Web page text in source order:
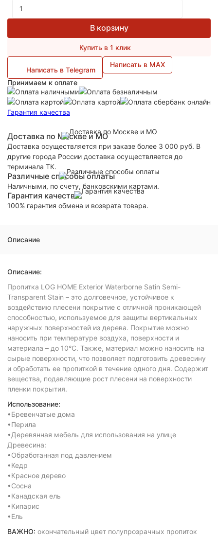
В корзину
Купить в 1 клик
Написать в Telegram
Написать в MAX
Принимаем к оплате
Гарантия качества
Доставка по Москве и МО
Доставка осуществляется при заказе более 3 000 руб. В
другие города России доставка осуществляется до
терминала ТК.
Различные способы оплаты
Наличными, по счету, банковскими картами.
Гарантия качества
100% гарантия обмена и возврата товара.
Описание
Описание:
Пропитка LOG HOME Exterior Waterborne Satin Semi-
Transparent Stain – это долговечное, устойчивое к
воздействию плесени покрытие с отличной проникающей
способностью, используемое для защиты вертикальных
наружных поверхностей из дерева. Покрытие можно
наносить при температуре воздуха, поверхности и
материала – до 10°С. Также, материал можно наносить на
сырые поверхности, что позволяет подготовить древесину
и обработать ее пропиткой в течение одного дня. Содержит
вещества, подавляющие рост плесени на поверхности
пленки покрытия.
Использование:
•Бревенчатые дома
•Перила
•Деревянная мебель для использования на улице
Древесина:
•Обработанная под давлением
•Кедр
•Красное дерево
•Сосна
•Канадская ель
•Кипарис
•Ель
ВАЖНО: окончательный цвет полупрозрачных пропиток